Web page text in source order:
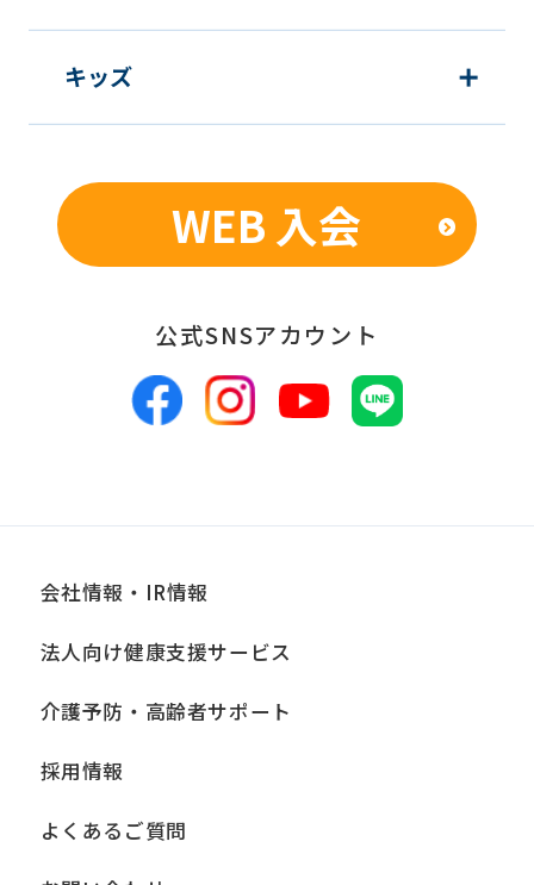
キッズ
WEB 入会
公式SNSアカウント
会社情報・IR情報
法人向け健康支援サービス
介護予防・高齢者サポート
採用情報
よくあるご質問